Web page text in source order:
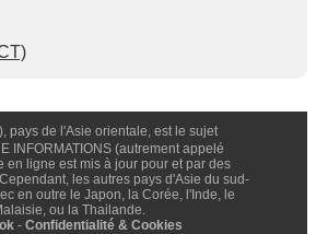
), pays de l'Asie orientale, est le sujet
INFORMATIONS (autrement appelé
en ligne est mis à jour pour et par des
les autres pays d'Asie du sud-
en outre le Japon, la Corée, l'Inde, le
ou la Thailande.
- Confidentialité & Cookies